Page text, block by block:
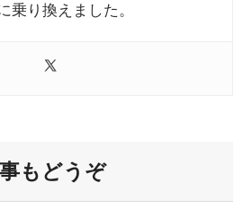
乗り換えました。
もどうぞ